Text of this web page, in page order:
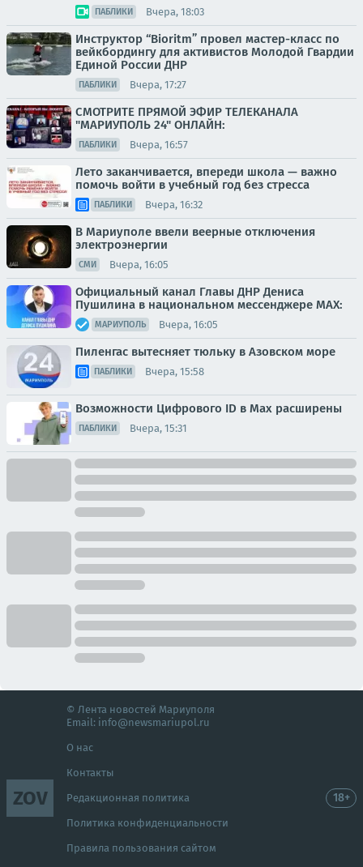
ПАБЛИКИ Вчера, 18:03
Инструктор “Bioritm” провел мастер-класс по
вейкбордингу для активистов Молодой Гвардии
Единой России ДНР
ПАБЛИКИ Вчера, 17:27
СМОТРИТЕ ПРЯМОЙ ЭФИР ТЕЛЕКАНАЛА
"МАРИУПОЛЬ 24" ОНЛАЙН:
ПАБЛИКИ Вчера, 16:57
Лето заканчивается, впереди школа — важно
помочь войти в учебный год без стресса
ПАБЛИКИ Вчера, 16:32
В Мариуполе ввели веерные отключения
электроэнергии
СМИ Вчера, 16:05
Официальный канал Главы ДНР Дениса
Пушилина в национальном мессенджере MAX:
МАРИУПОЛЬ Вчера, 16:05
Пиленгас вытесняет тюльку в Азовском море
ПАБЛИКИ Вчера, 15:58
Возможности Цифрового ID в Мах расширены
ПАБЛИКИ Вчера, 15:31
ZOV
© Лента новостей Мариуполя
Email: info@newsmariupol.ru
О нас
Контакты
Редакционная политика
Политика конфиденциальности
Правила пользования сайтом
18+